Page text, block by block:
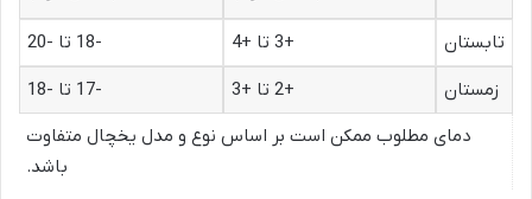
تابستان +3 تا +4
-18 تا -20
زمستان
+2 تا +3
-17 تا -18
دمای مطلوب ممکن است بر اساس نوع و مدل یخچال متفاوت
باشد.